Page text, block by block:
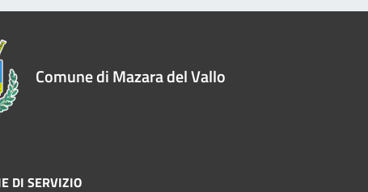
Comune di Mazara del Vallo
DI SERVIZIO